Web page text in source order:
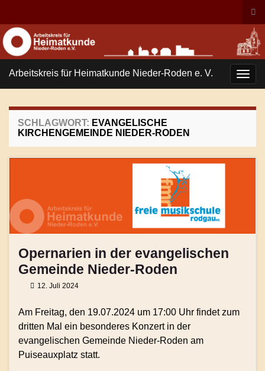
Search for:
Arbeitskreis für Heimatkunde Nieder-Roden e. V.
SCHLAGWORT: EVANGELISCHE
KIRCHENGEMEINDE NIEDER-RODEN
Opernarien in der evangelischen
Gemeinde Nieder-Roden
12. Juli 2024
Am Freitag, den 19.07.2024 um 17:00 Uhr findet zum
dritten Mal ein besonderes Konzert in der
evangelischen Gemeinde Nieder-Roden am
Puiseauxplatz statt.